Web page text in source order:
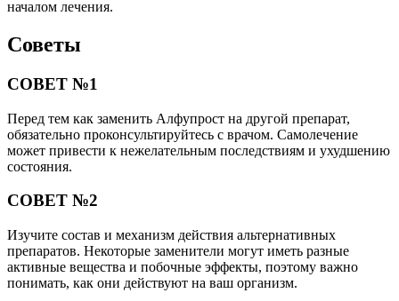
началом лечения.
Советы
СОВЕТ №1
Перед тем как заменить Алфупрост на другой препарат,
обязательно проконсультируйтесь с врачом. Самолечение
может привести к нежелательным последствиям и ухудшению
состояния.
СОВЕТ №2
Изучите состав и механизм действия альтернативных
препаратов. Некоторые заменители могут иметь разные
активные вещества и побочные эффекты, поэтому важно
понимать, как они действуют на ваш организм.